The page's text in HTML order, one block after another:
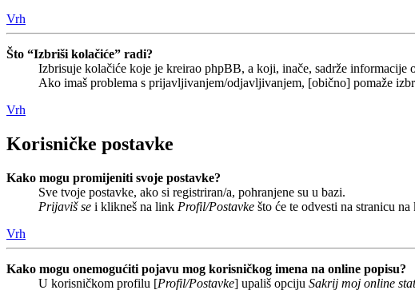
Vrh
Što “Izbriši kolačiće” radi?
Izbrisuje kolačiće koje je kreirao phpBB, a koji, inače, sadrže
Ako imaš problema s prijavljivanjem/odjavljivanjem, [obično] pomaže
Vrh
Korisničke postavke
Kako mogu promijeniti svoje postavke?
Sve tvoje postavke, ako si registriran/a, pohranjene su u bazi.
Prijaviš se i klikneš na link Profil/Postavke što će te odvesti na stranicu
Vrh
Kako mogu onemogućiti pojavu mog korisničkog imena na online popisu?
U korisničkom profilu [Profil/Postavke] upališ opciju Sakrij moj online